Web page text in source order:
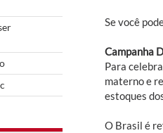
Se você
Campanha
Para
materno e
estoques
O Brasil é